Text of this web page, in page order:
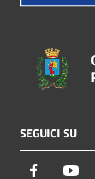
SEGUICI SU
Facebook